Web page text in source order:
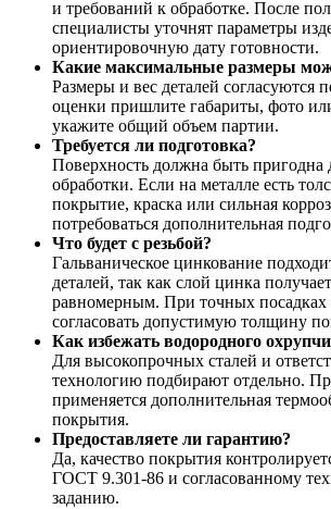
и требований к обработке. После
специалисты уточнят параметры
ориентировочную дату готовности.
Какие максимальные размеры
Размеры и вес деталей согласуются
оценки пришлите габариты, фото
укажите общий объем партии.
Требуется ли подготовка?
Поверхность должна быть пригодна
обработки. Если на металле есть
покрытие, краска или сильная
потребоваться дополнительная
Что будет с резьбой?
Гальваническое цинкование
деталей, так как слой цинка
равномерным. При точных посадках
согласовать допустимую толщину
Как избежать водородного
Для высокопрочных сталей и
технологию подбирают отдельно.
применяется дополнительная
покрытия.
Предоставляете ли гарантию?
Да, качество покрытия
ГОСТ 9.301-86 и согласованному
заданию.